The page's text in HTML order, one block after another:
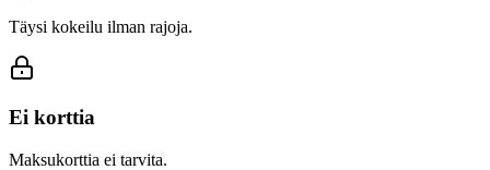
Täysi kokeilu ilman rajoja.
Ei korttia
Maksukorttia ei tarvita.